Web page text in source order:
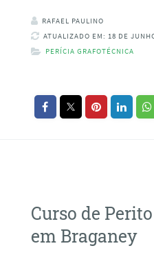
RAFAEL PAULINO
ATUALIZADO EM: 18 DE
PERÍCIA GRAFOTÉCNICA
Curso de
em Braganey